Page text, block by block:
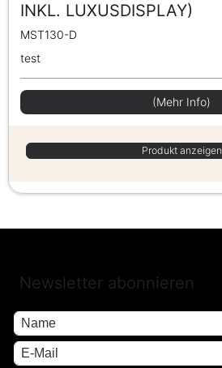
INKL. LUXUSDISPLAY)
MST130-D
test
(Mehr Info)
Produkt anzeigen
Newsletter abonnieren